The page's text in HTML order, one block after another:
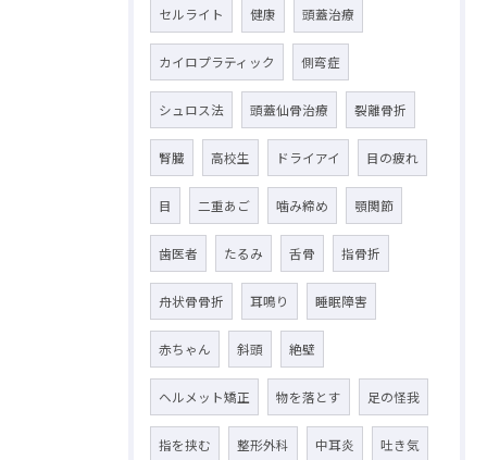
セルライト 健康 頭蓋治療
カイロプラティック 側弯症
シュロス法 頭蓋仙骨治療 裂離骨折
腎臓 高校生 ドライアイ 目の疲れ
目 二重あご 噛み締め 顎関節
歯医者 たるみ 舌骨 指骨折
舟状骨骨折 耳鳴り 睡眠障害
赤ちゃん 斜頭 絶壁
ヘルメット矯正 物を落とす 足の怪我
指を挟む 整形外科 中耳炎 吐き気